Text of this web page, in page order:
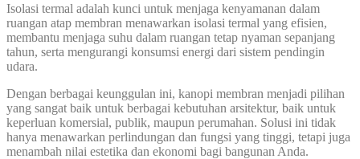
Isolasi termal adalah kunci untuk menjaga kenyamanan dalam
ruangan atap membran menawarkan isolasi termal yang efisien,
membantu menjaga suhu dalam ruangan tetap nyaman sepanjang
tahun, serta mengurangi konsumsi energi dari sistem pendingin
udara.
Dengan berbagai keunggulan ini, kanopi membran menjadi pilihan
yang sangat baik untuk berbagai kebutuhan arsitektur, baik untuk
keperluan komersial, publik, maupun perumahan. Solusi ini tidak
hanya menawarkan perlindungan dan fungsi yang tinggi, tetapi juga
menambah nilai estetika dan ekonomi bagi bangunan Anda.